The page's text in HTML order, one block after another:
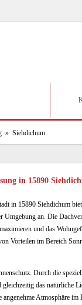
» Siehdichum
in 15890
in 15890 Siehdichum
Umgebung an. Die
und das
Vorteilen im Bereich
Durch die
das natürliche
Atmosphäre im